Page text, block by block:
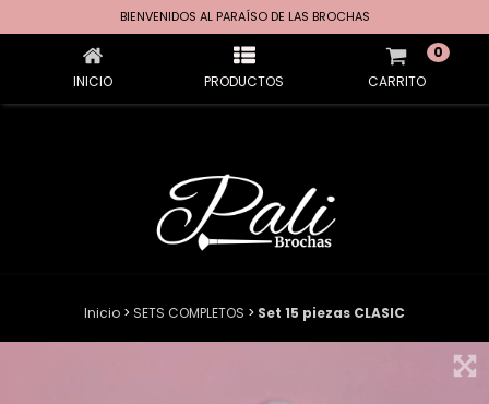
BIENVENIDOS AL PARAÍSO DE LAS BROCHAS
SET 15 PIEZAS CLASIC
INICIO PRODUCTOS CARRITO
0
Inicio > SETS COMPLETOS > Set 15 piezas CLASIC